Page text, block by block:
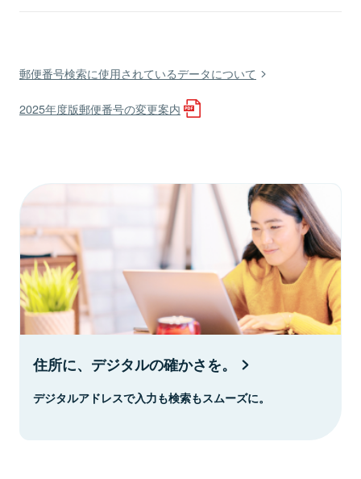
郵便番号検索に使用されているデータについて
2025年度版郵便番号の変更案内
住所に、デジタルの確かさを。
デジタルアドレスで入力も検索もスムーズに。